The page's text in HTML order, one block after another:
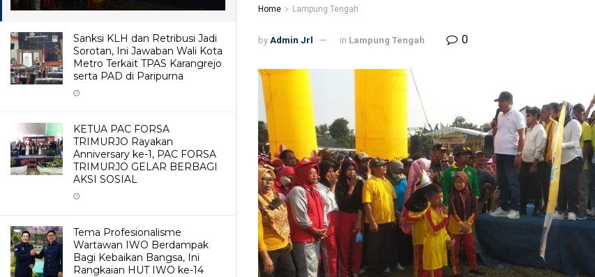
Sanksi KLH dan Retribusi Jadi
Sorotan, Ini Jawaban Wali Kota
Metro Terkait TPAS Karangrejo
serta PAD di Paripurna
KETUA PAC FORSA
TRIMURJO Rayakan
Anniversary ke-1, PAC FORSA
TRIMURJO GELAR BERBAGI
AKSI SOSIAL
Tema Profesionalisme
Wartawan IWO Berdampak
Bagi Kebaikan Bangsa, Ini
Rangkaian HUT IWO ke-14
Home Lampung Tengah
by Admin Jrl in Lampung Tengah 0